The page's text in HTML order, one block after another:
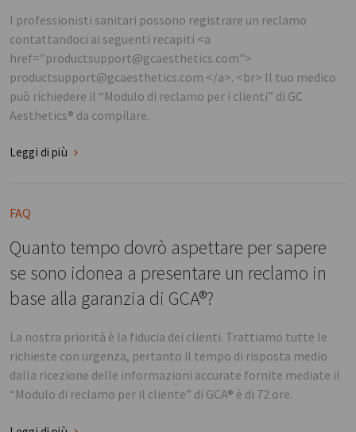
I professionisti sanitari possono registrare un reclamo
contattandoci ai seguenti recapiti <a
href="productsupport@gcaesthetics.com">
productsupport@gcaesthetics.com </a>. <br> Il tuo medico
può richiedere il “Modulo di reclamo per i clienti” di GC
Aesthetics® da compilare.
Leggi di più
FAQ
Quanto tempo dovrò aspettare per sapere
se sono idonea a presentare un reclamo in
base alla garanzia di GCA®?
La nostra priorità è la fiducia dei clienti. Trattiamo tutte le
richieste con urgenza, pertanto il tempo di risposta medio
dalla ricezione delle informazioni accurate fornite mediate il
“Modulo di reclamo per il cliente” di GCA® è di 72 ore.